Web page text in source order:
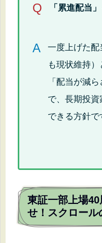
Q 「累進配当
A
一度上げた配
も現状維持）
「配当が減
で、長期投
できる方針で
東証一部上場
せ！スクロール